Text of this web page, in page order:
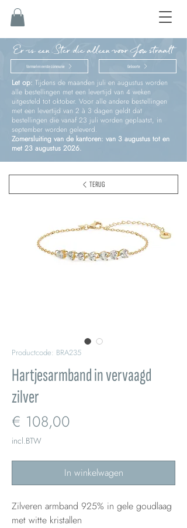
Er is een Ster die alleen voor Jou straalt
Vormsel en eerste communie Geboorte
Let op: Tijdens de maanden juli en augustus worden
alle bestellingen met een levertijd van 4 weken
uitgesteld tot oktober. Voor alle andere bestellingen
met een levertijd van 2 à 3 dagen geldt dat
bestellingen die vanaf 23 juli worden geplaatst, in
september worden geleverd.
Zomersluiting van de kantoren: van 3 augustus tot en
met 23 augustus 2026.
Productcode: BRA235
Hartjesarmband in vervaagd
zilver
€ 108,00
incl.BTW
In winkelwagen
Zilveren armband 925% in gele goudlaag
met witte kristallen
TERUG